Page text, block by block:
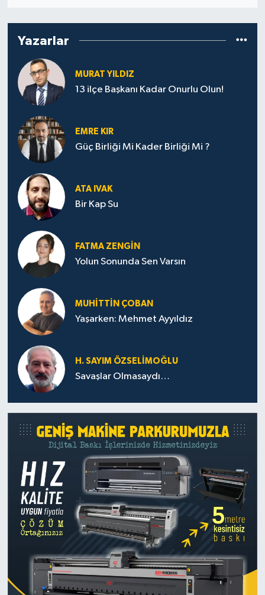
Yazarlar
MURAT YILDIZ
13 ilçe Başkanı Kadar Onurlu Olun!
EMRE KIR
Güç Birliği Mi Kader Birliği Mi ?
ATA IVAK
Bir Kap Su
FATMA ZENGIN
Yolun Sonunda Sen Varsın
MUHITTIN ÇOBAN
Yaşarken: Mehmet Ayyıldız
H. SAYIM ÖZSELİMOĞLU
Savaşlar Olmasaydı…
Resmi İlanlar